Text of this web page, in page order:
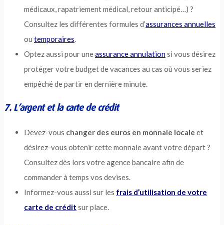
médicaux, rapatriement médical, retour anticipé…) ?
Consultez les différentes formules d’assurances annuelles
ou temporaires.
Optez aussi pour uneassurance annulationsi vous désirez
protéger votre budget de vacances au cas où vous seriez
empêché de partir en dernière minute.
7. L’argent et la carte de crédit
Devez-vous changer des euros en monnaie locale et
désirez-vous obtenir cette monnaie avant votre départ ?
Consultez dès lors votre agence bancaire afin de
commander à temps vos devises.
Informez-vous aussi sur les frais d’utilisation de votre
carte de crédit sur place.